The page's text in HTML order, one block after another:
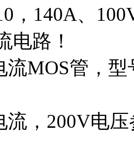
，140A、
电路！
流MOS管，
流，200V电